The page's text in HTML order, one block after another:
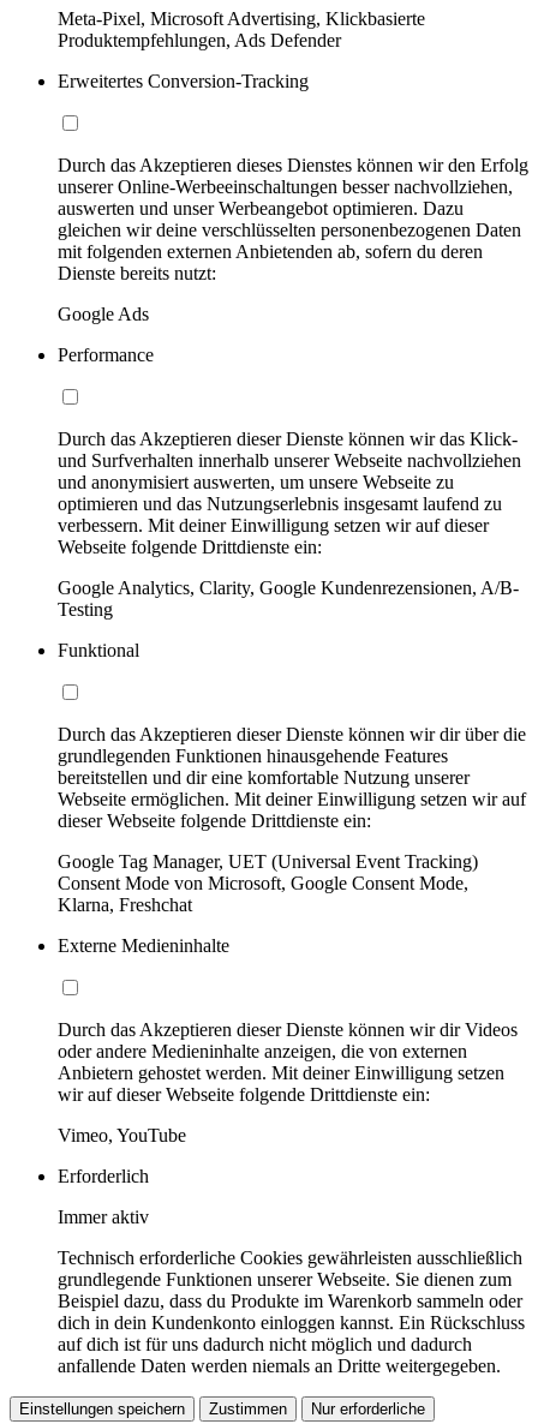
Meta-Pixel, Microsoft Advertising, Klickbasierte
Produktempfehlungen, Ads Defender
Erweitertes Conversion-Tracking
Durch das Akzeptieren dieses Dienstes können wir den Erfolg
unserer Online-Werbeeinschaltungen besser nachvollziehen,
auswerten und unser Werbeangebot optimieren. Dazu
gleichen wir deine verschlüsselten personenbezogenen Daten
mit folgenden externen Anbietenden ab, sofern du deren
Dienste bereits nutzt:
Google Ads
Performance
Durch das Akzeptieren dieser Dienste können wir das Klick-
und Surfverhalten innerhalb unserer Webseite nachvollziehen
und anonymisiert auswerten, um unsere Webseite zu
optimieren und das Nutzungserlebnis insgesamt laufend zu
verbessern. Mit deiner Einwilligung setzen wir auf dieser
Webseite folgende Drittdienste ein:
Google Analytics, Clarity, Google Kundenrezensionen, A/B-
Testing
Funktional
Durch das Akzeptieren dieser Dienste können wir dir über die
grundlegenden Funktionen hinausgehende Features
bereitstellen und dir eine komfortable Nutzung unserer
Webseite ermöglichen. Mit deiner Einwilligung setzen wir auf
dieser Webseite folgende Drittdienste ein:
Google Tag Manager, UET (Universal Event Tracking)
Consent Mode von Microsoft, Google Consent Mode,
Klarna, Freshchat
Externe Medieninhalte
Durch das Akzeptieren dieser Dienste können wir dir Videos
oder andere Medieninhalte anzeigen, die von externen
Anbietern gehostet werden. Mit deiner Einwilligung setzen
wir auf dieser Webseite folgende Drittdienste ein:
Vimeo, YouTube
Erforderlich
Immer aktiv
Technisch erforderliche Cookies gewährleisten ausschließlich
grundlegende Funktionen unserer Webseite. Sie dienen zum
Beispiel dazu, dass du Produkte im Warenkorb sammeln oder
dich in dein Kundenkonto einloggen kannst. Ein Rückschluss
auf dich ist für uns dadurch nicht möglich und dadurch
anfallende Daten werden niemals an Dritte weitergegeben.
Einstellungen speichern Zustimmen Nur erforderliche